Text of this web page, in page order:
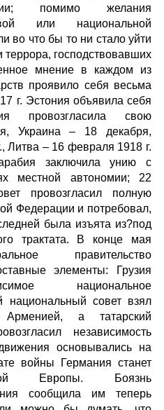
помимо желания
или национальной
во что бы то ни стало уйти
террора, господствовавших
мнение в каждом из
проявило себя весьма
г. Эстония объявила себя
провозгласила свою
Украина – 18 декабря,
Литва – 16 февраля 1918 г.
заключила унию с
местной автономии; 22
провозгласил полную
Федерации и потребовал,
была изъята из?под
трактата. В конце мая
правительство
элементы: Грузия
национальное
национальный совет взял
а татарский
независимость
основывались на
войны Германия станет
Европы. Боязнь
сообщила им теперь